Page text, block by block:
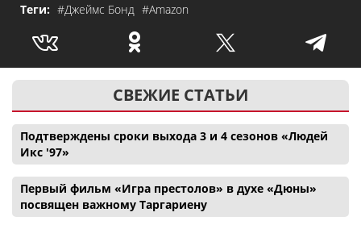
Теги: #Джеймс Бонд #Amazon
СВЕЖИЕ СТАТЬИ
Подтверждены сроки выхода 3 и 4 сезонов «Людей
Икс '97»
Первый фильм «Игра престолов» в духе «Дюны»
посвящен важному Таргариену